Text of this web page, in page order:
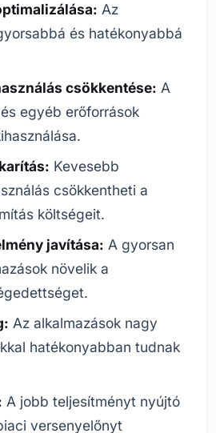
Az
és hatékonyabbá
csökkentése: A
egyéb erőforrások
Kevesebb
csökkentheti a
költségeit.
javítása: A gyorsan
növelik a
Az alkalmazások nagy
hatékonyabban tudnak
A jobb teljesítményt nyújtó
versenyelőnyt